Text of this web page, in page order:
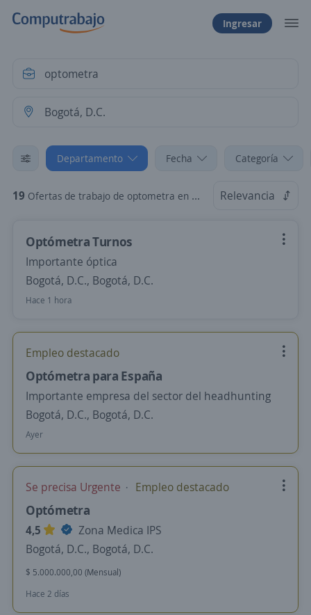
Ingresar
Departamento Fecha Categoría
19 Ofertas de trabajo de optometra en Bogotá, D.C. Relevancia
Optómetra Turnos
Importante óptica
Bogotá, D.C., Bogotá, D.C.
Hace 1 hora
Empleo destacado
Optómetra para España
Importante empresa del sector del headhunting
Bogotá, D.C., Bogotá, D.C.
Ayer
Se precisa Urgente Empleo destacado
Optómetra
4,5
Zona Medica IPS
Bogotá, D.C., Bogotá, D.C.
$ 5.000.000,00 (Mensual)
Hace 2 días